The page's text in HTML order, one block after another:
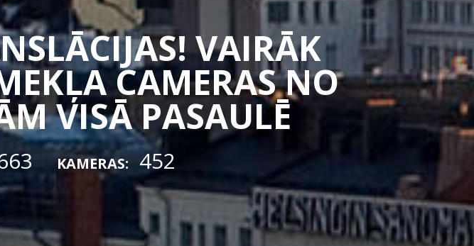
VAIRĀK
CAMERAS NO
VISĀ PASAULĒ
KAMERAS: 452